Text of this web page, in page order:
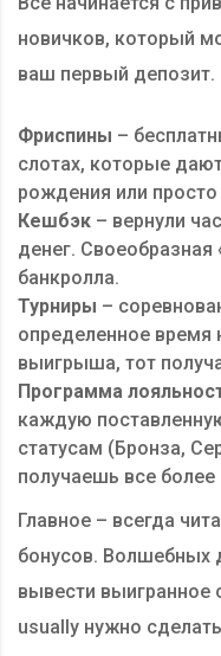
новичков, который
ваш первый
Фриспины –
слотах, которые
рождения или просто
Кешбэк – вернули
денег.
банкролла.
Турниры –
определенное время
выигрыша, тот
Программа
каждую
статусам (Бронза,
получаешь все
Главное – всегда
бонусов. Волшебных
вывести
usually нужно